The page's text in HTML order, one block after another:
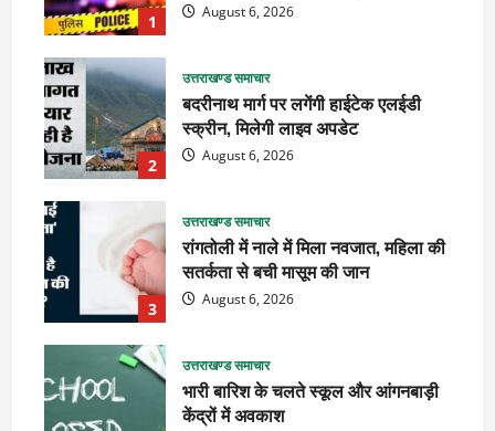
1 August 6, 2026
2
उत्तराखण्ड समाचार
बदरीनाथ मार्ग पर लगेंगी हाईटेक एलईडी
स्क्रीन, मिलेगी लाइव अपडेट
August 6, 2026
3
उत्तराखण्ड समाचार
रांगतोली में नाले में मिला नवजात, महिला की
सतर्कता से बची मासूम की जान
August 6, 2026
उत्तराखण्ड समाचार
भारी बारिश के चलते स्कूल और आंगनबाड़ी
केंद्रों में अवकाश